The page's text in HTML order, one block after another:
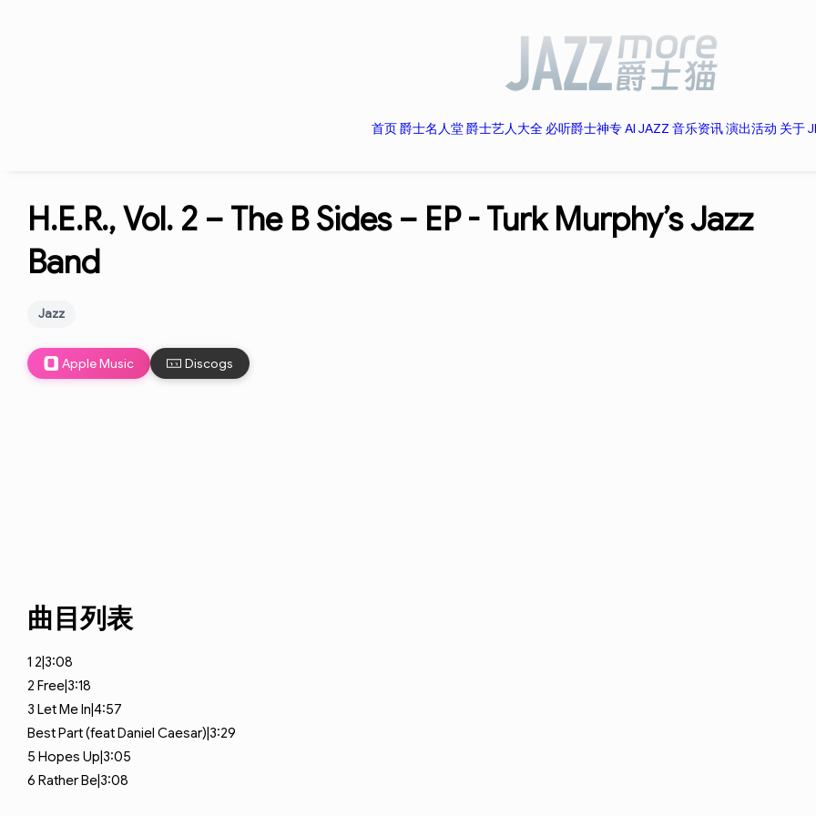
首页爵士名人堂爵士艺人大全 必听爵士神专AI JAZZ 音乐资讯演出活动 关于
H.E.R., Vol. 2 – The B Sides – EP -Turk Murphy’s Jazz
Band
Jazz
Apple Music Discogs
曲目列表
1 2|3:08
2 Free|3:18
3 Let Me In|4:57
Best Part (featDaniel Caesar)|3:29
5 Hopes Up|3:05
6 Rather Be|3:08